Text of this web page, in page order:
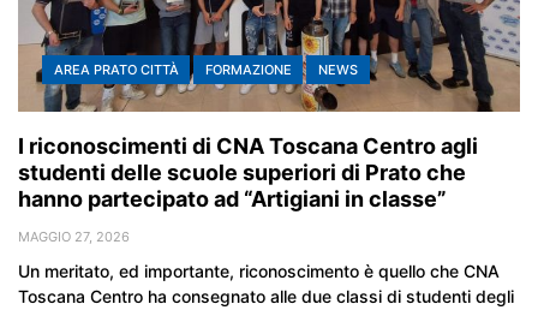
AREA PRATO CITTÀ FORMAZIONE NEWS
I riconoscimenti di CNA Toscana Centro agli
studenti delle scuole superiori di Prato che
hanno partecipato ad “Artigiani in classe”
MAGGIO 27, 2026
Un meritato, ed importante, riconoscimento è quello che CNA
Toscana Centro ha consegnato alle due classi di studenti degli